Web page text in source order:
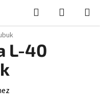
Keresés KOSÁR
L-40